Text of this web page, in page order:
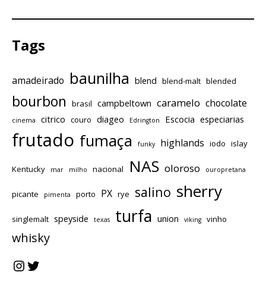
Tags
amadeirado baunilha blend blend-malt blended
bourbon brasil campbeltown caramelo chocolate
cinema citrico couro diageo Edrington Escocia especiarias
frutado fumaça funky highlands iodo islay
Kentucky mar milho nacional NAS oloroso ouropretana
picante pimenta porto PX rye salino sherry
singlemalt speyside texas turfa union viking vinho
whisky